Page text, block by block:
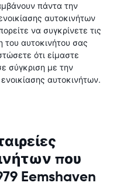
πάντα την
αυτοκινήτων
να συγκρίνετε τις
του αυτοκινήτου σας
ότι είμαστε
σύγκριση με την
αυτοκινήτων.
που
Eemshaven